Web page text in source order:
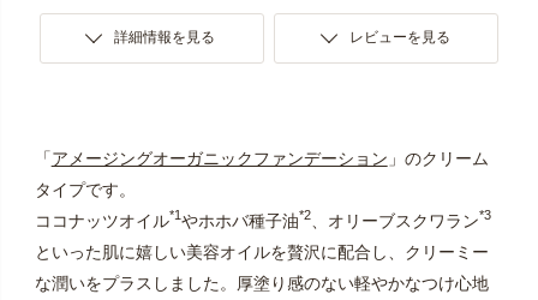
詳細情報を見る レビューを見る
「アメージングオーガニックファンデーション 」のクリーム
タイプです。
ココナッツオイル*1 やホホバ種子油*2、オリーブスクワラン*3
といった肌に嬉しい美容オイルを贅沢に配合し、クリーミー
な潤いをプラスしました。厚塗り感のない軽やかなつけ心地